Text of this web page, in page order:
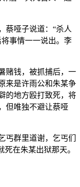
蔡哑子说道：“杀人
事情一一说出。李
赌钱，被抓捕后，一
来是许雨公和朱某争
的地方殴打致死，将
但唯独不避让蔡哑
丐群里道谢，乞丐们
在朱某出狱那天。